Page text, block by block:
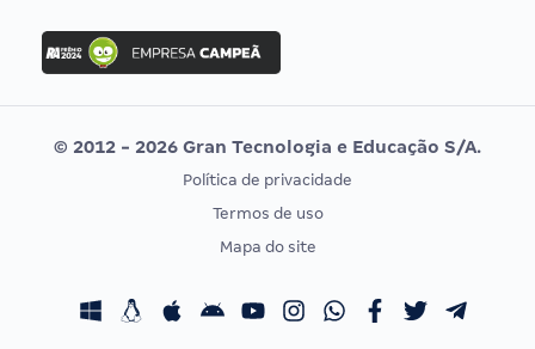
Concurso Ibama
Concurso MPU
Editais publicados
Vunesp
CONCURSOS POR PROFISSÃO
Concursos Fiscais
EXAME DE ORDEM
Calendário OAB
© 2012 - 2026 Gran Tecnologia e Educação S/A.
Política de privacidade
Termos de uso
Mapa do site